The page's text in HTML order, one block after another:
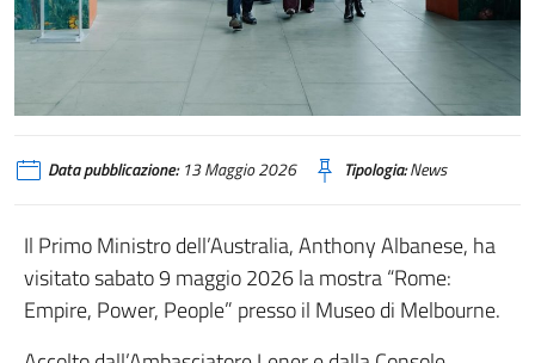
Data pubblicazione:13 Maggio 2026 Tipologia:News
Il Primo Ministro dell’Australia, Anthony Albanese, ha
visitato sabato 9 maggio 2026 la mostra “Rome:
Empire, Power, People” presso il Museo di Melbourne.